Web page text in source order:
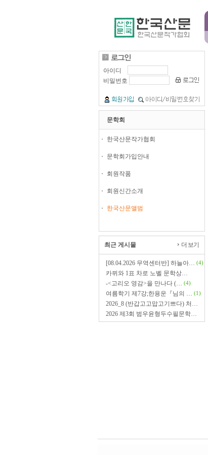
아이디
비밀번호
문학회
한국산문작가협회
문학회가입안내
회원작품
회원신간소개
한국산문앨범
최근 게시물 더 보기
[08.04.2026 무역센터반] 하늘아… (4)
카뮈와 1표 차로 노벨 문학상…
-<고리오 영감>을 만나다 (… (4)
여름학기 제7강;한용운『님의 … (1)
2026_8 (반갑고고맙고기쁘다) 처…
2026 제3회 범우윤형두수필문학…